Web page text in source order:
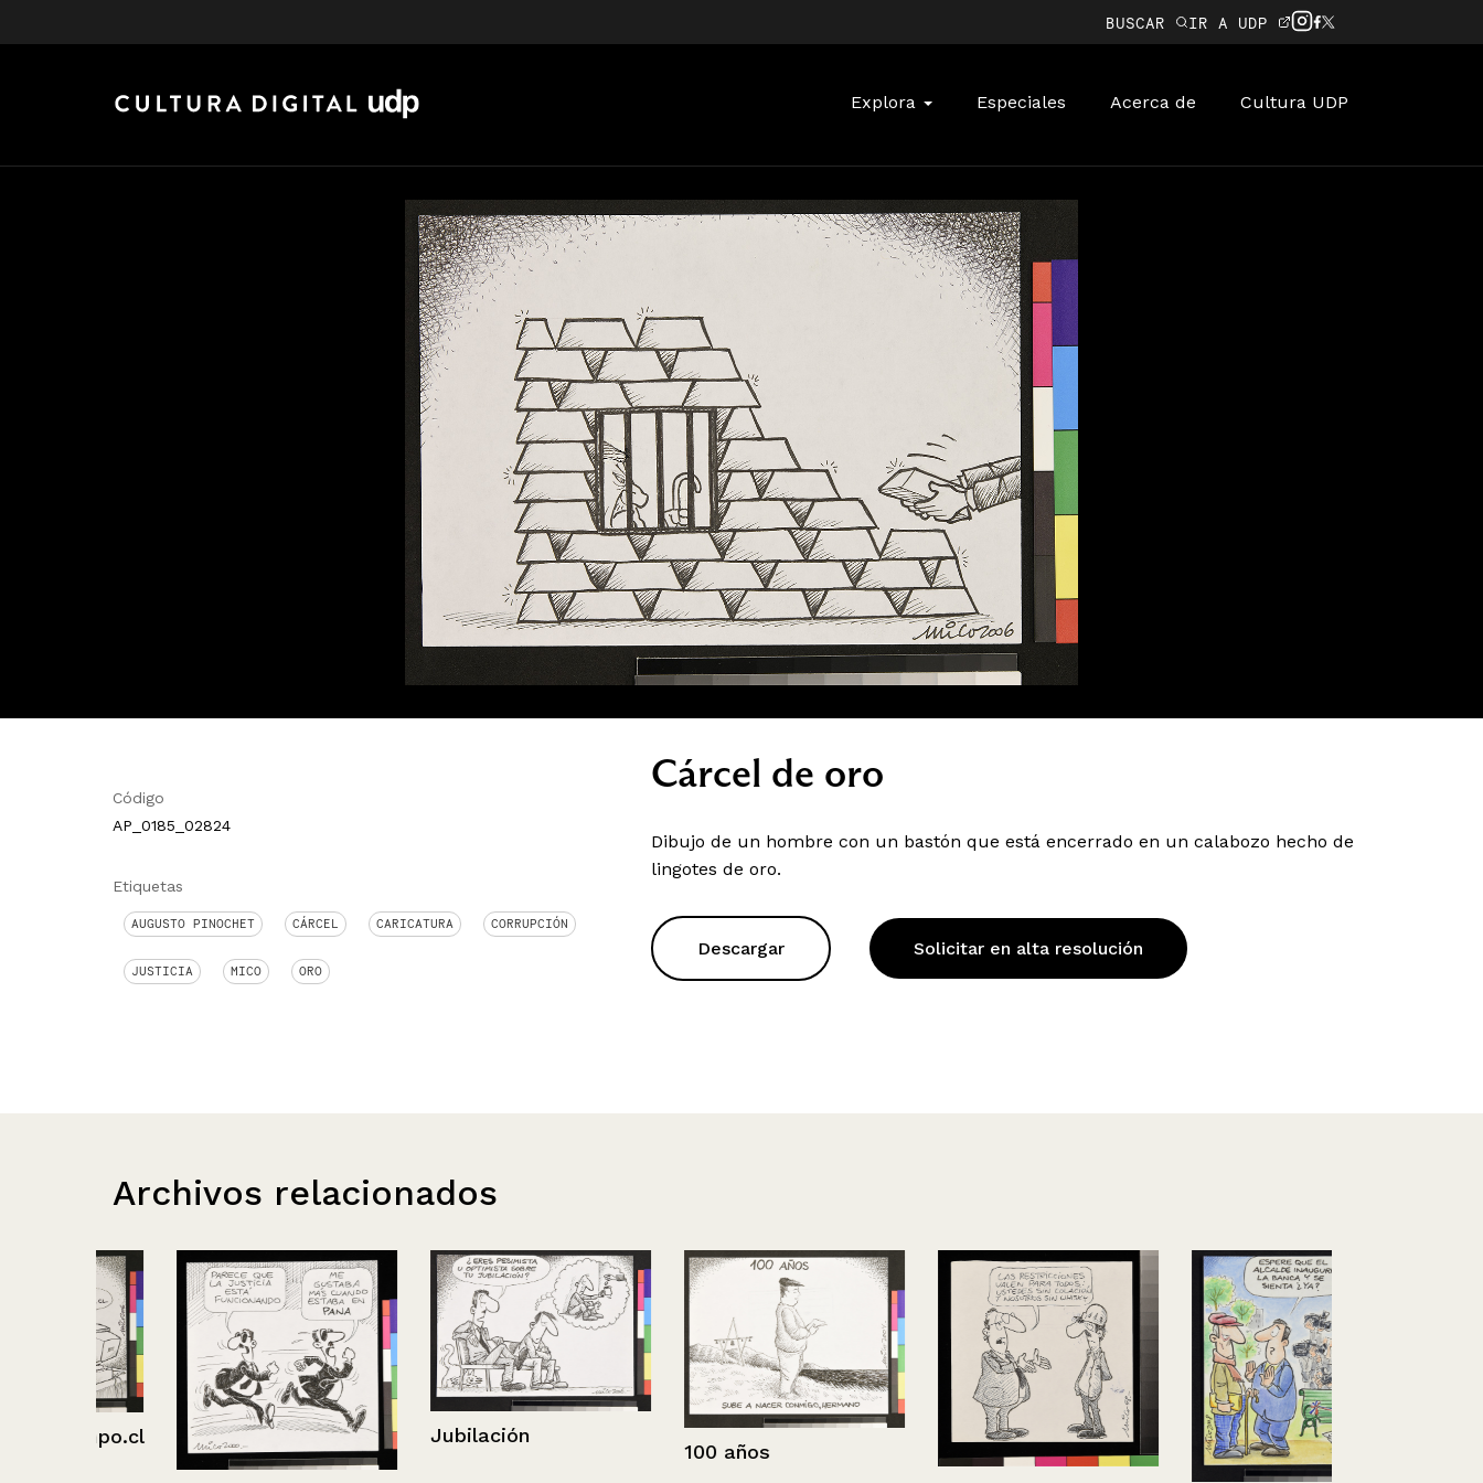
BUSCAR IR A UDP
Explora Especiales Acerca de Cultura UDP
Código
AP_0185_02824
Etiquetas
AUGUSTO PINOCHET CÁRCEL CARICATURA CORRUPCIÓN
JUSTICIA MICO ORO
Cárcel de oro
Dibujo de un hombre con un bastón que está encerrado en un calabozo hecho de
lingotes de oro.
Descargar Solicitar en alta resolución
Archivos relacionados
Jubilación
100 años